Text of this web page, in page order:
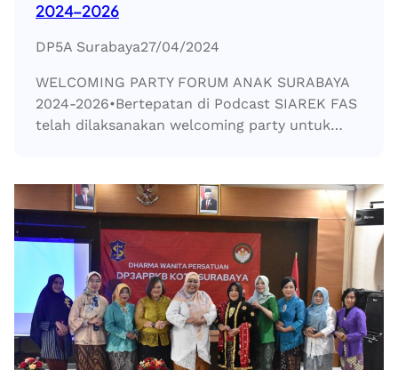
2024-2026
DP5A Surabaya27/04/2024
WELCOMING PARTY FORUM ANAK SURABAYA
2024-2026•Bertepatan di Podcast SIAREK FAS
telah dilaksanakan welcoming party untuk…